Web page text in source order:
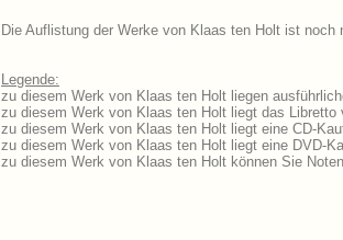
Die Auflistung der Werke von Klaas ten Holt ist
Legende:
zu diesem Werk von Klaas ten Holt liegen
zu diesem Werk von Klaas ten Holt liegt das Libretto
zu diesem Werk von Klaas ten Holt liegt eine CD-
zu diesem Werk von Klaas ten Holt liegt eine DVD-
zu diesem Werk von Klaas ten Holt können Sie